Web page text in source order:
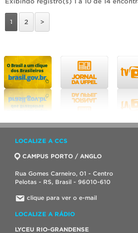
1 2 >
LOCALIZE A CCS
CAMPUS PORTO / ANGLO
Rua Gomes Carneiro, 01 - Centro
Pelotas - RS, Brasil - 96010-610
clique para ver o e-mail
LOCALIZE A RÁDIO
LYCEU RIO-GRANDENSE